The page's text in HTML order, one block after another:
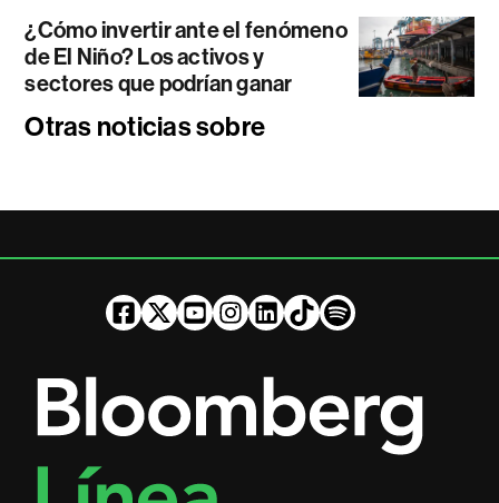
¿Cómo invertir ante el fenómeno
de El Niño? Los activos y
sectores que podrían ganar
Otras noticias sobre